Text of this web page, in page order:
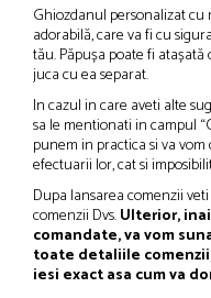
Ghiozdanul personalizat cu
adorabilă, care va fi cu
tău. Păpușa poate fi
juca cu ea separat.
In cazul in care aveti alte
sa le mentionati in campul
punem in practica si va
efectuarii lor, cat si
Dupa lansarea comenzii
comenzii Dvs.Ulterior,
comandate, va vom
toate detaliile
iesi exact asa cum va